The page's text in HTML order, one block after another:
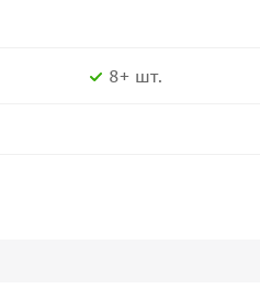
8+ шт.